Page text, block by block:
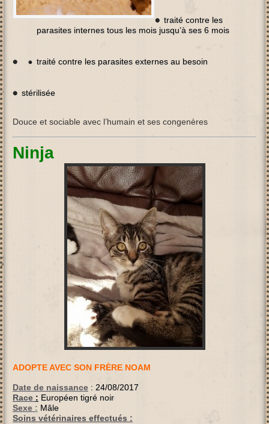
traité contre les
parasites internes tous les mois jusqu’à ses 6 mois
traité contre les parasites externes au besoin
stérilisée
Douce et sociable avec l’humain et ses congenères
Ninja
ADOPTE AVEC SON FRÈRE NOAM
Date de naissance : 24/08/2017
Race : Européen tigré noir
Sexe : Mâle
Soins vétérinaires effectués :